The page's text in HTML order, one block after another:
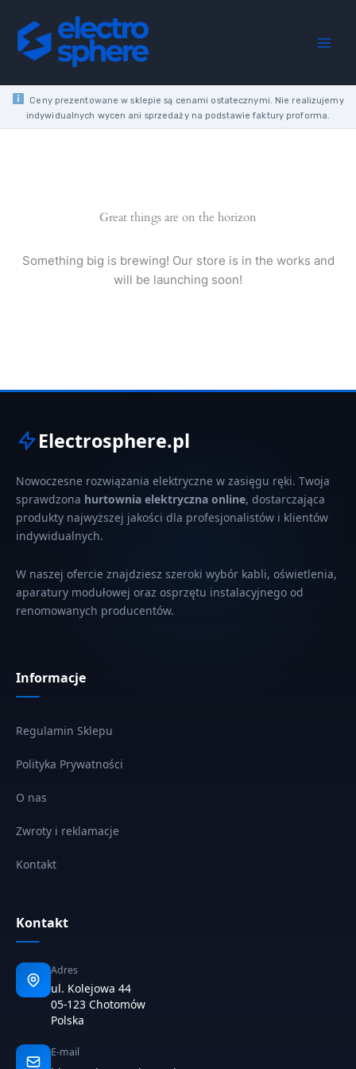
content
Ceny prezentowane w sklepie są cenami ostatecznymi. Nie realizujemy
indywidualnych wycen ani sprzedaży na podstawie faktury proforma.
Great things are on the horizon
Something big is brewing! Our store is in the works and
will be launching soon!
Electrosphere.pl
Nowoczesne rozwiązania elektryczne w zasięgu ręki. Twoja
sprawdzona hurtownia elektryczna online, dostarczająca
produkty najwyższej jakości dla profesjonalistów i klientów
indywidualnych.
W naszej ofercie znajdziesz szeroki wybór kabli, oświetlenia,
aparatury modułowej oraz osprzętu instalacyjnego od
renomowanych producentów.
Informacje
Regulamin Sklepu
Polityka Prywatności
O nas
Zwroty i reklamacje
Kontakt
Kontakt
Adres
ul. Kolejowa 44
05-123 Chotomów
Polska
E-mail